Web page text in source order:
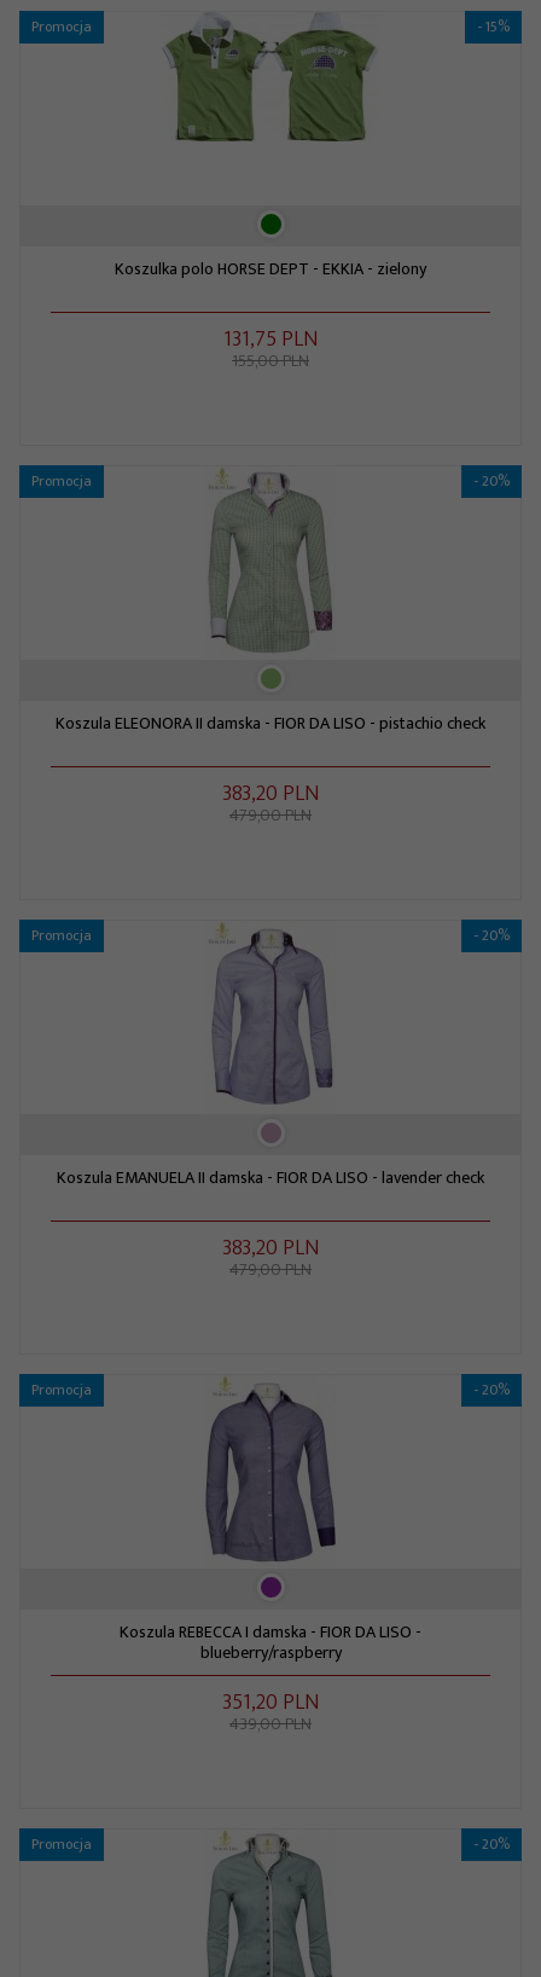
Promocja - 15%
Koszulka polo HORSE DEPT - EKKIA - zielony
131,75 PLN
155,00 PLN
Promocja - 20%
Koszula ELEONORA II damska - FIOR DA LISO - pistachio check
383,20 PLN
479,00 PLN
Promocja - 20%
Koszula EMANUELA II damska - FIOR DA LISO - lavender check
383,20 PLN
479,00 PLN
Promocja - 20%
Koszula REBECCA I damska - FIOR DA LISO -
blueberry/raspberry
351,20 PLN
439,00 PLN
Promocja - 20%